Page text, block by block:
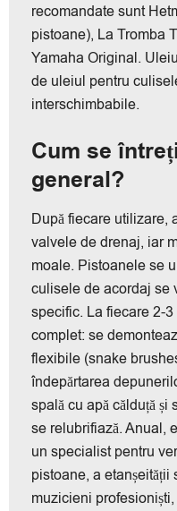
recomandate sunt
pistoane), La Tromba
Yamaha Original.
de uleiul pentru
interschimbabile.
Cum se
general?
După fiecare utilizare,
valvele de drenaj, iar
moale. Pistoanele se
culisele de acordaj se
specific. La fiecare 2-
complet: se
flexibile (snake
îndepărtarea
spală cu apă călduță și
se relubrifiază. Anual,
un specialist pentru
pistoane, a
muzicieni